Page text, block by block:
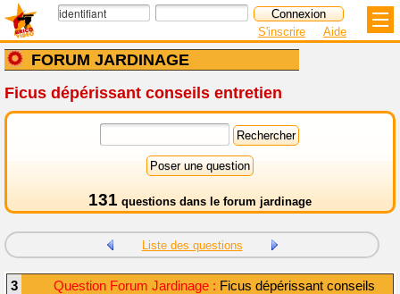
FORUM JARDINAGE
S'inscrire Aide
Ficus dépérissant conseils entretien
131 questions dans le forum jardinage
Liste des questions
3 Question Forum Jardinage : Ficus dépérissant conseils